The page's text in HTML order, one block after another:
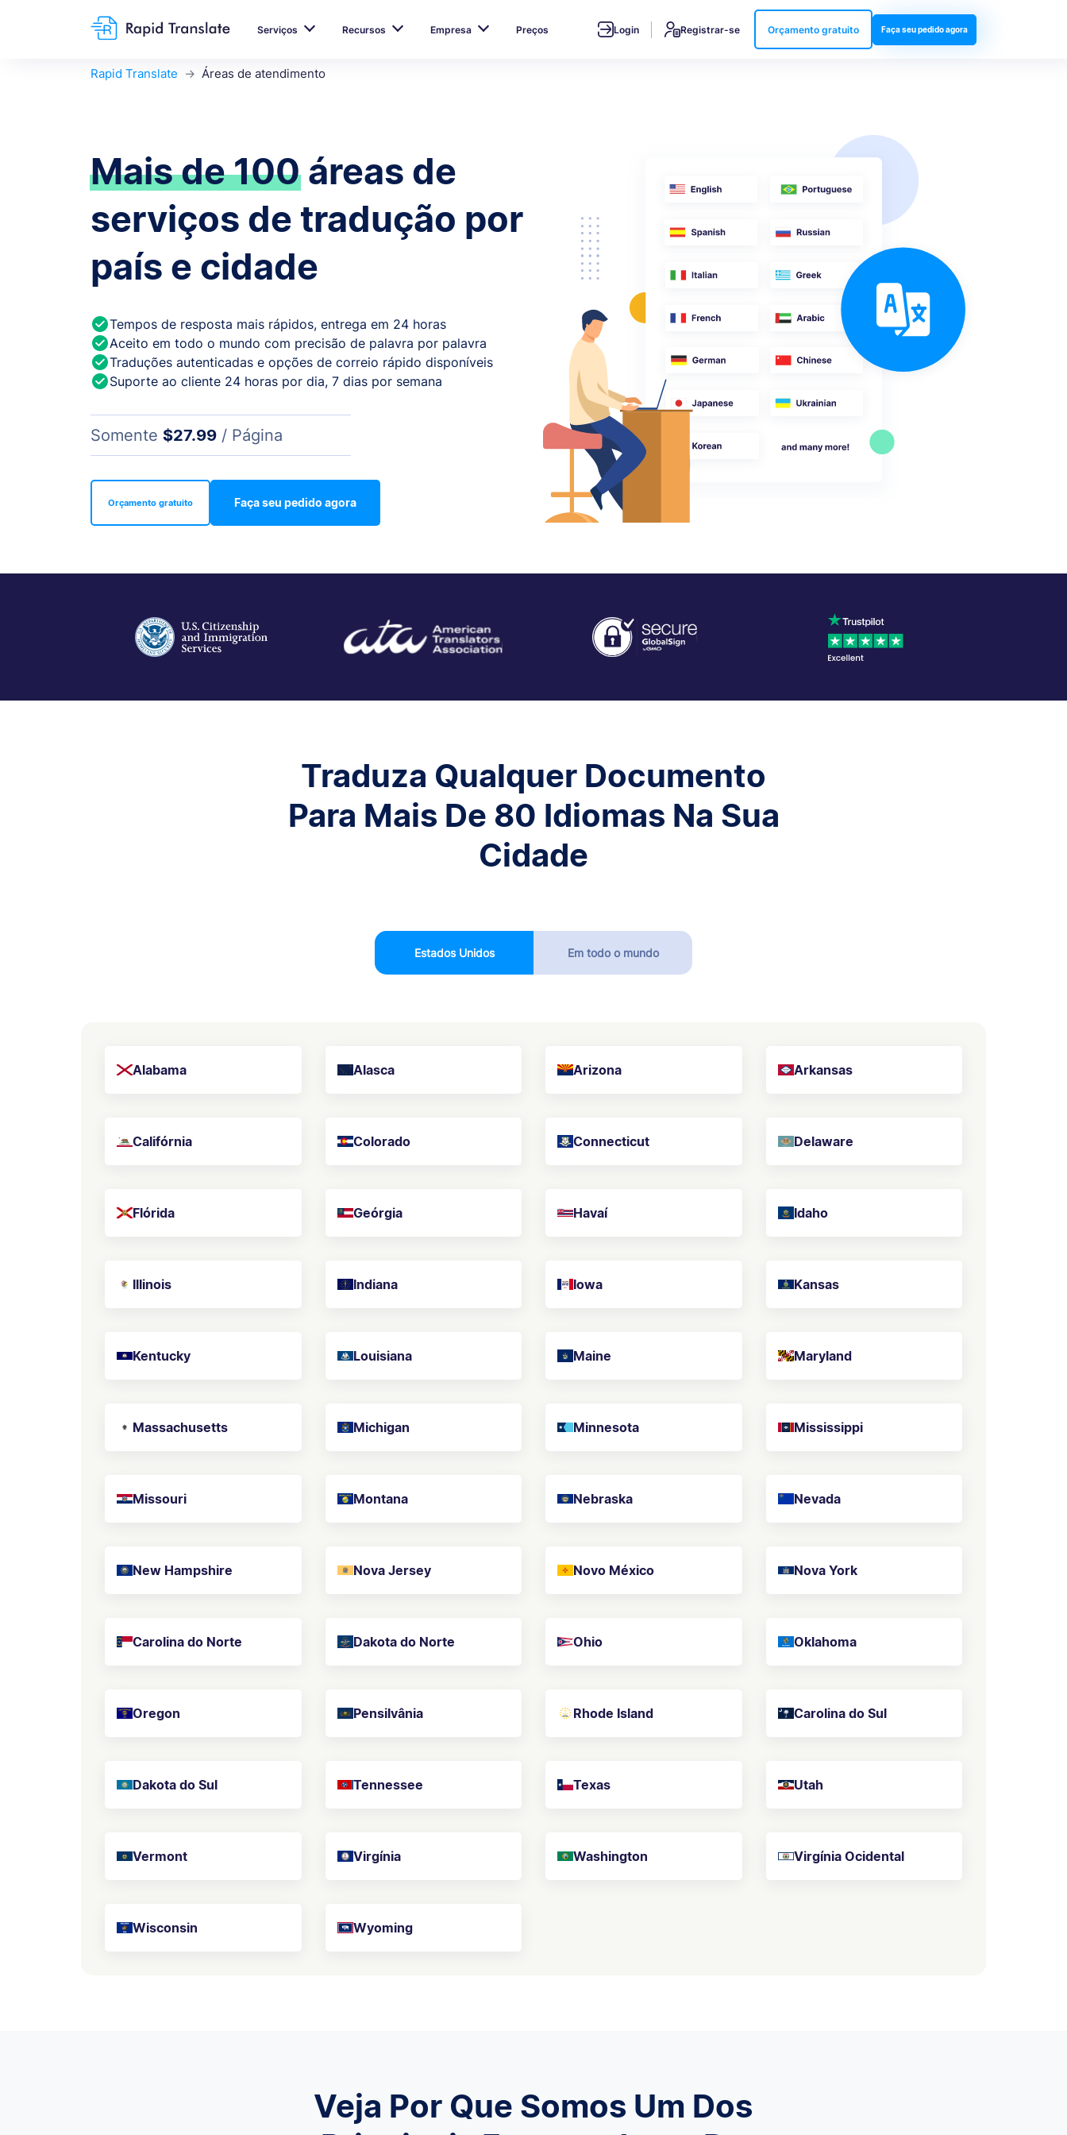
Serviços Recursos Empresa Preços Login Registrar-se Orçamento gratuito Faça seu pedido agora
Rapid Translate Áreas de atendimento
Mais de 100áreas de
serviços de tradução por
país e cidade
Tempos de resposta mais rápidos, entrega em 24 horas
Aceito em todo o mundo com precisão de palavra por palavra
Traduções autenticadas e opções de correio rápido disponíveis
Suporte ao cliente 24 horas por dia, 7 dias por semana
Somente $27.99 / Página
Faça seu pedido agora
Orçamento gratuito
Traduza Qualquer Documento
Para Mais De 80 Idiomas Na Sua
Cidade
Estados Unidos Em todo o mundo
Alabama Alasca Arizona Arkansas
Califórnia Colorado Connecticut Delaware
Flórida Geórgia Havaí Idaho
Illinois Indiana Iowa Kansas
Kentucky Louisiana Maine Maryland
Massachusetts Michigan Minnesota Mississippi
Missouri Montana Nebraska Nevada
New Hampshire Nova Jersey Novo México Nova York
Carolina do Norte Dakota do Norte Ohio Oklahoma
Oregon Pensilvânia Rhode Island Carolina do Sul
Dakota do Sul Tennessee Texas Utah
Vermont Virgínia Washington Virgínia Ocidental
Wisconsin Wyoming
Veja Por Que Somos Um Dos